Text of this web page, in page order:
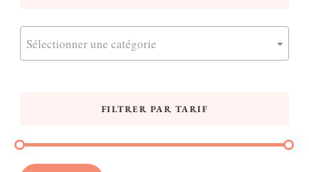
Sélectionner une catégorie
FILTRER PAR TARIF